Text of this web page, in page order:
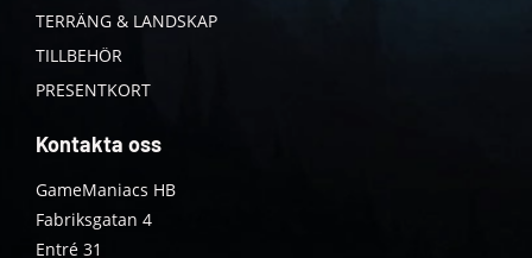
TERRÄNG & LANDSKAP
TILLBEHÖR
PRESENTKORT
Kontakta oss
GameManiacs HB
Fabriksgatan 4
Entré 31